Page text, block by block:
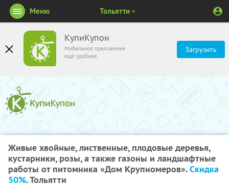
КупиКупон
Мобильное приложение
ещё удобнее
Загрузить
Меню Тольятти
Живые хвойные, лиственные, плодовые деревья,
кустарники, розы, а также газоны и ландшафтные
работы от питомника «Дом Крупномеров».Скидка
50%. Тольятти